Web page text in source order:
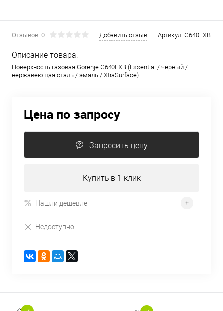
Отзывов: 0 Добавить отзыв Артикул: G640EXB
Описание товара:
Поверхность газовая Gorenje G640EXB (Essential / черный /
нержавеющая сталь / эмаль / XtraSurface)
Цена по запросу
Запросить цену
Купить в 1 клик
Нашли дешевле
Недоступно